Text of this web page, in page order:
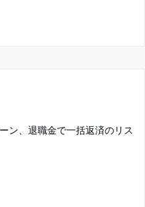
ン、退職金で一括返済のリス